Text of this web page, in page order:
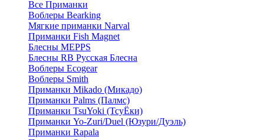
Все Приманки
Воблеры Bearking
Мягкие приманки Narval
Приманки Fish Magnet
Блесны MEPPS
Блесны RB Русская Блесна
Воблеры Ecogear
Воблеры Smith
Приманки Mikado (Микадо)
Приманки Palms (Палмс)
Приманки TsuYoki (ТсуЁки)
Приманки Yo-Zuri/Duel (Юзури/Дуэль)
Приманки Rapala